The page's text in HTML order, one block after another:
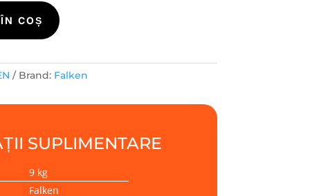
COȘ
Brand: Falken
SUPLIMENTARE
9 kg
Falken